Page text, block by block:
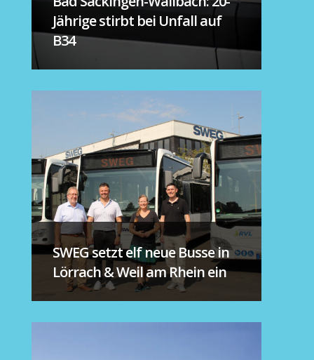
Jährige stirbt bei Unfall auf
B34
SWEG setzt elf neue Busse in
Lörrach & Weil am Rhein ein